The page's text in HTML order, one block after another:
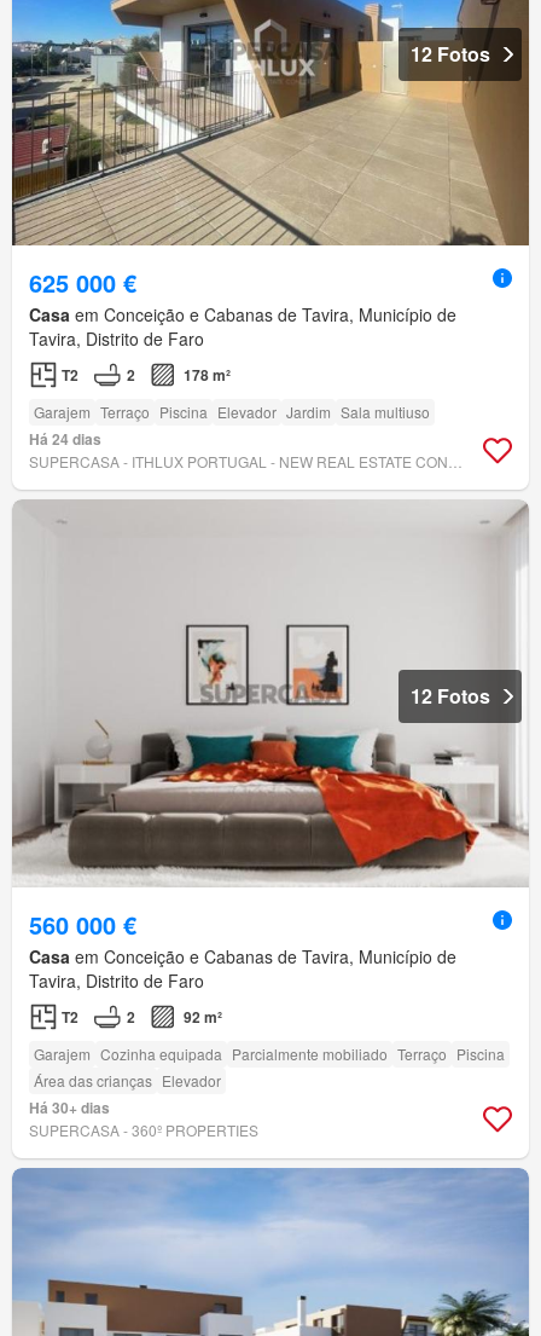
12 Fotos
625 000 €
Casa em Conceição e Cabanas de Tavira, Município de
Tavira, Distrito de Faro
T2 2 178 m²
Garajem Terraço Piscina Elevador Jardim Sala multiuso
Há 24 dias
12 Fotos
560 000 €
Casa em Conceição e Cabanas de Tavira, Município de
Tavira, Distrito de Faro
T2 2 92 m²
Garajem Cozinha equipada Parcialmente mobiliado Terraço Piscina
Área das crianças Elevador
Há 30+ dias
SUPERCASA - 360º PROPERTIES